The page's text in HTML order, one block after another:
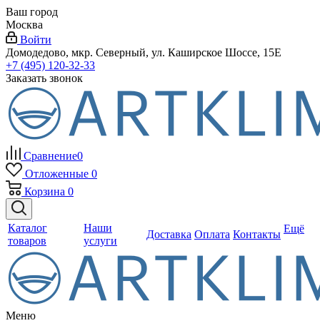
Ваш город
Москва
Войти
Домодедово, мкр. Северный, ул. Каширское Шоссе, 15Е
+7 (495) 120-32-33
Заказать звонок
Сравнение0
Отложенные 0
Корзина 0
Каталог
товаров
Наши
услуги
Доставка Оплата Контакты Ещё
Меню